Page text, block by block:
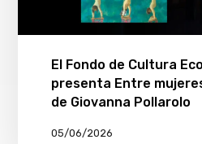
El Fondo de Cultura
presenta Entre
de Giovanna Pollarolo
05/06/2026